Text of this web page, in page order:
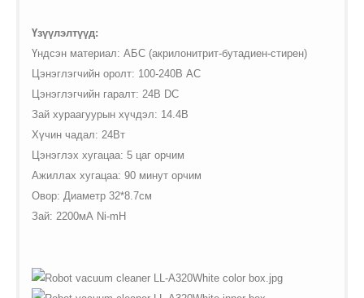
Үзүүлэлтүүд:
Үндсэн материал: АБС (акрилонитрит-бутадиен-стирен)
Цэнэглэгчийн оролт: 100-240В АС
Цэнэглэгчийн гаралт: 24В DC
Зай хураагуурын хүчдэл: 14.4В
Хүчин чадал: 24Вт
Цэнэглэх хугацаа: 5 цаг орчим
Ажиллах хугацаа: 90 минут орчим
Овор: Диаметр 32*8.7см
Зай: 2200мА Ni-mH